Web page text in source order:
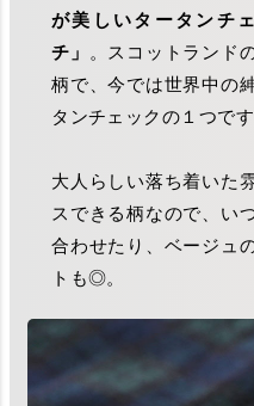
が美しいタータンチ
チ」
。スコットランド
柄で、今では世界中の
タンチェックの１つです
大人らしい落ち着いた
スできる柄なので、い
合わせたり、ベージュ
トも◎。